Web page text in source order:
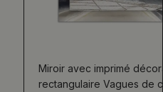
Miroir avec imprimé
rectangulaire Vagues de